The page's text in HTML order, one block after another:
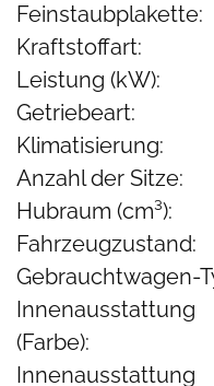
Feinstaubplakette:
Kraftstoffart:
Leistung (kW):
Getriebeart:
Klimatisierung:
Anzahl der Sitze:
Hubraum (cm³):
Fahrzeugzustand:
Gebrauchtwagen-
Innenausstattung
(Farbe):
Innenausstattung